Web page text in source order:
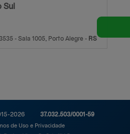
Sul
- Sala 1005, Porto Alegre - Rio Grande
S ul
2026 37.032.503/0001-59
de Uso e Privacidade